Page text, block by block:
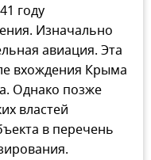
году
Изначально
авиация. Эта
вхождения Крыма
Однако позже
властей
в перечень